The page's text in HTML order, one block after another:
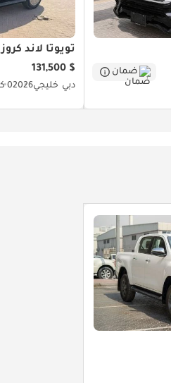
ضمان
تويوتا لاند
$ 131,500
دبي خليجي20260 كيلومتر